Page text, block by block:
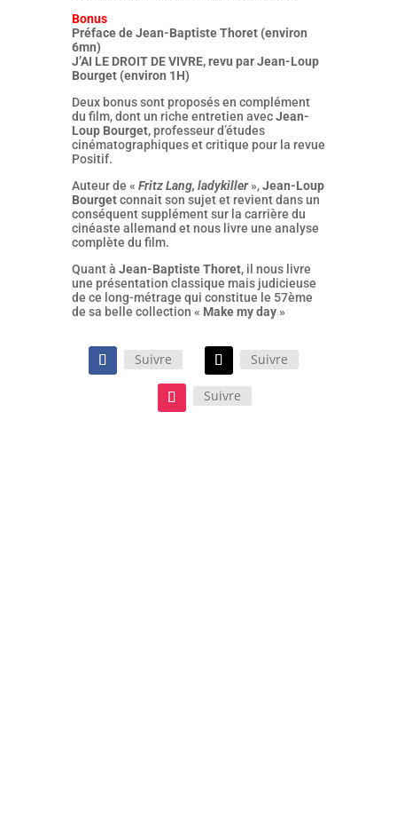
Bonus
Préface de Jean-Baptiste Thoret (environ
6mn)
J’AI LE DROIT DE VIVRE, revu par Jean-Loup
Bourget (environ 1H)
Deux bonus sont proposés en complément
du film, dont un riche entretien avecJean-
Loup Bourget, professeur d’études
cinématographiques et critique pour la revue
Positif.
Auteur de « Fritz Lang, ladykiller»,Jean-Loup
Bourgetconnait son sujet et revient dans un
conséquent supplément sur la carrière du
cinéaste allemand et nous livre une analyse
complète du film.
Quant à Jean-Baptiste Thoret, il nous livre
une présentation classique mais judicieuse
de ce long-métrage qui constitue le 57ème
de sa belle collection « Make my day »
Suivre Suivre
Suivre